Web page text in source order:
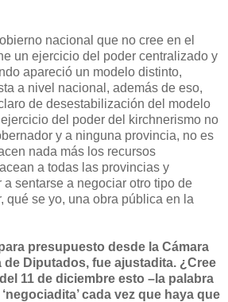
nacional que no cree en el
un ejercicio del poder centralizado y
apareció un modelo distinto,
a nivel nacional, además de eso,
de desestabilización del modelo
del poder del kirchnerismo no
y a ninguna provincia, no es
nada más los recursos
a todas las provincias y
sentarse a negociar otro tipo de
qué se yo, una obra pública en la
presupuesto desde la Cámara
de Diputados, fue ajustadita. ¿Cree
11 de diciembre esto –la palabra
‘negociadita’ cada vez que haya que